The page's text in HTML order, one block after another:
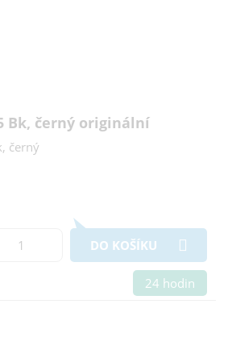
Bk, černý originální
černý
DO KOŠÍKU
24 hodin